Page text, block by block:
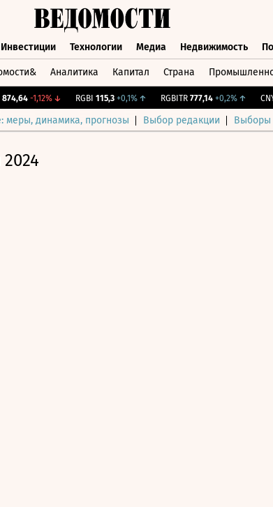
Инвестиции Технологии Медиа Недвижимость
Аналитика Капитал Страна
-1,12%↓ RGBI 115,3 +0,1%↑ RGBITR 777,14 +0,2%↑ CNY
меры, динамика, прогнозы Выбор редакции Выборы